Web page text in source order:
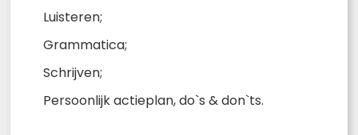
Luisteren;
Grammatica;
Schrijven;
Persoonlijk actieplan, do`s & don`ts.